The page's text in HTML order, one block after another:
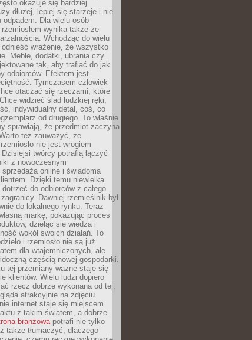
okazuje się bardziej
dłużej, lepiej się starzeje i nie
odpadem. Dla wielu osób
wynika także ze
Wchodząc do wielu
wrażenie, że wszystko
Meble, dodatki, ubrania czy
tak, aby trafiać do jak
odbiorców. Efektem jest
Tymczasem człowiek
otaczać się rzeczami, które
widzieć ślad ludzkiej ręki,
indywidualny detal, coś, co
od drugiego. To właśnie
sprawiają, że przedmiot zaczyna
też zauważyć, że
nie jest wrogiem
twórcy potrafią łączyć
z nowoczesnym
sprzedażą online i świadomą
Dzięki temu niewielka
do odbiorców z całego
Dawniej rzemieślnik był
do lokalnego rynku. Teraz
markę, pokazując proces
dzieląc się wiedzą i
wokół swoich działań. To
i rzemiosło nie są już
dla wtajemniczonych, ale
częścią nowej gospodarki.
tej przemiany ważne staje się
klientów. Wielu ludzi dopiero
rzecz dobrze wykonaną od tej,
atrakcyjnie na zdjęciu.
internet staje się miejscem
z takim światem, a dobrze
branżowapotrafi nie tylko
także tłumaczyć, dlaczego